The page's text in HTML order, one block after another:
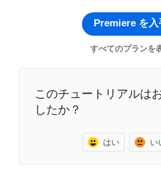
Premiere を入
すべてのプランを
このチュートリアルは
したか？
はい い